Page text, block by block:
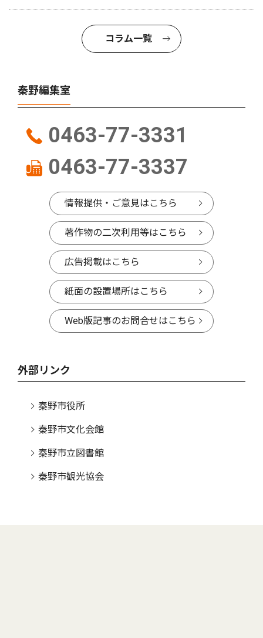
コラム一覧
秦野編集室
0463-77-3331
0463-77-3337
情報提供・ご意見はこちら
著作物の二次利用等はこちら
広告掲載はこちら
紙面の設置場所はこちら
Web版記事のお問合せはこちら
外部リンク
秦野市役所
秦野市文化会館
秦野市立図書館
秦野市観光協会